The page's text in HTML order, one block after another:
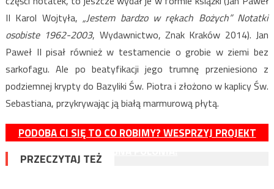
II Karol Wojtyła,„Jestem bardzo w rękach Bożych” Notatki
osobiste 1962-2003, Wydawnictwo, Znak Kraków 2014). Jan
Paweł II pisał również w testamencie o grobie w ziemi bez
sarkofagu. Ale po beatyfikacji jego trumnę przeniesiono z
podziemnej krypty do Bazyliki Św. Piotra i złożono w kaplicy Św.
Sebastiana, przykrywając ją białą marmurową płytą.
PODOBA CI SIĘ TO CO ROBIMY? WESPRZYJ PROJEKT
MAGNA POLONIA!
PRZECZYTAJ TEŻ